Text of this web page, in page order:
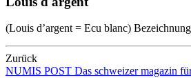
(Louis d’argent = Ecu blanc)
Zurück
NUMIS POST Das schweizer magazin